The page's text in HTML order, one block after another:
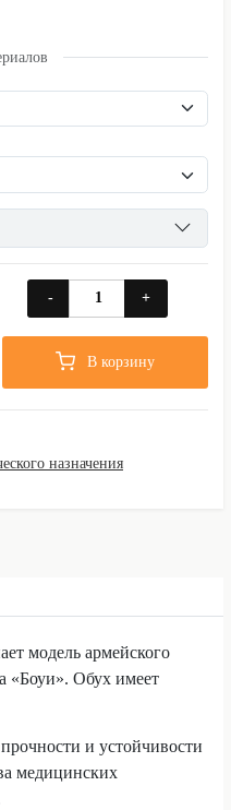
- +
В корзину
назначения
модель армейского
«Боуи». Обух имеет
и устойчивости
медицинских